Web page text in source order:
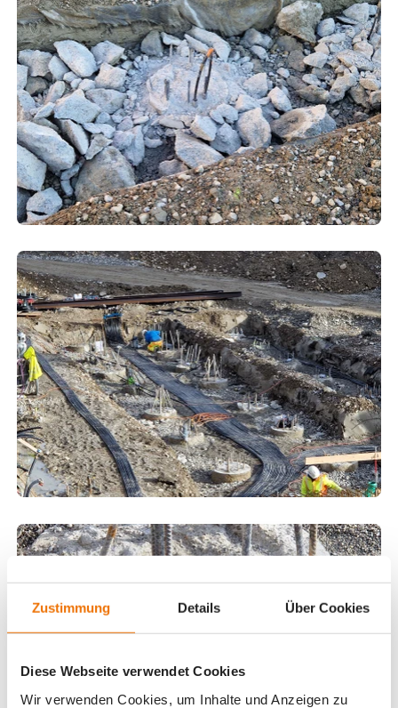
Zustimmung Details Über Cookies
Diese Webseite verwendet Cookies
Wir verwenden Cookies, um Inhalte und Anzeigen zu